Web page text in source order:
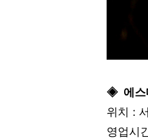
◈ 에
위치 :
영업시